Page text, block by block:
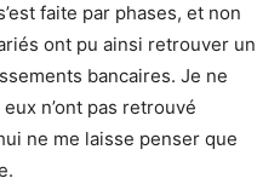
faite par phases, et non
ont pu ainsi retrouver un
bancaires. Je ne
n’ont pas retrouvé
ne me laisse penser que